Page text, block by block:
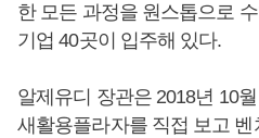
한 모든 과정을 원스톱으로
기업 40곳이 입주해 있다.
알제유디 장관은 2018년 10
새활용플라자를 직접 보고